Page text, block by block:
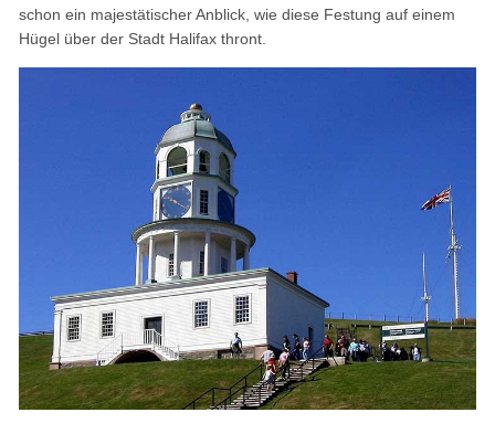
schon ein majestätischer Anblick, wie diese Festung auf einem
Hügel über der Stadt Halifax thront.